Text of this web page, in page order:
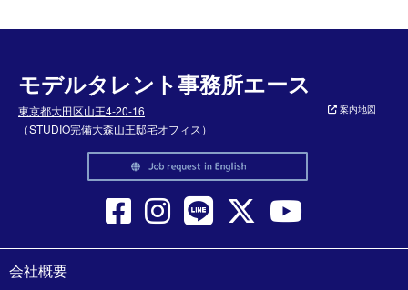
モデルタレント事務所エース
東京都大田区山王4-20-16
（STUDIO完備大森山王邸宅オフィス）
案内地図
会社概要